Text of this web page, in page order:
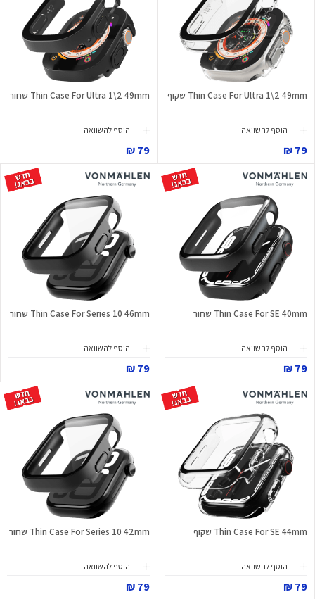
Thin Case For Ultra 1\2 49mm שקוף
הוסף להשוואה
79 ₪
Thin Case For Ultra 1\2 49mm שחור
הוסף להשוואה
79 ₪
Thin Case For SE 40mm שחור
הוסף להשוואה
79 ₪
Thin Case For Series 10 46mm שחור
הוסף להשוואה
79 ₪
Thin Case For SE 44mm שקוף
הוסף להשוואה
79 ₪
Thin Case For Series 10 42mm שחור
הוסף להשוואה
79 ₪